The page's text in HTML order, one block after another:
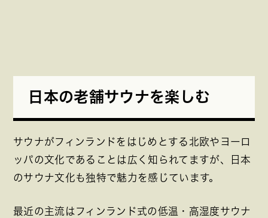
日本の老舗サウナを楽しむ
サウナがフィンランドをはじめとする北欧やヨーロ
ッパの文化であることは広く知られてますが、日本
のサウナ文化も独特で魅力を感じています。
最近の主流はフィンランド式の低温・高湿度サウナ